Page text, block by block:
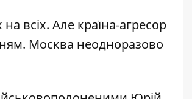
всіх. Але країна-агресор
. Москва неодноразово